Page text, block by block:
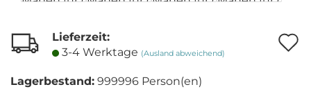
Lieferzeit:
3-4 Werktage (Ausland abweichend)
Lagerbestand: 999996 Person(en)